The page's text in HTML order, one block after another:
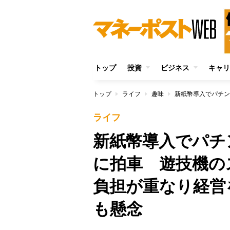
トップ 投資 ビジネス キャ
トップ ライフ 趣味
ライフ
新紙幣導入でパ
に拍車 遊技機の
負担が重なり経
も懸念